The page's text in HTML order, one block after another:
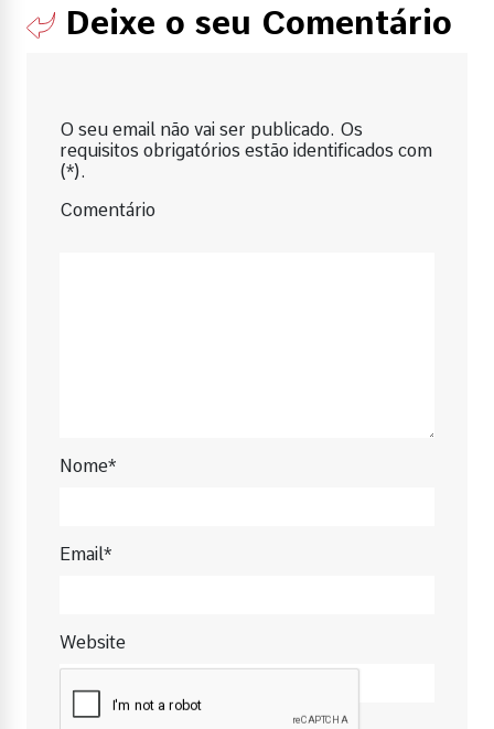
Deixe o seu Comentário
O seu email não vai ser publicado. Os
requisitos obrigatórios estão identificados com
(*).
Comentário
Nome*
Email*
Website